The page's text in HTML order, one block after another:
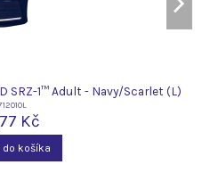
SRZ-1™ Adult - Navy/Scarlet (L)
Kč
do košíka